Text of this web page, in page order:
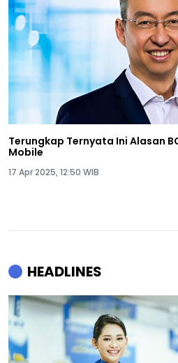
Terungkap Ternyata Ini Alasan
Mobile
17 Apr 2025, 12:50 WIB
HEADLINES